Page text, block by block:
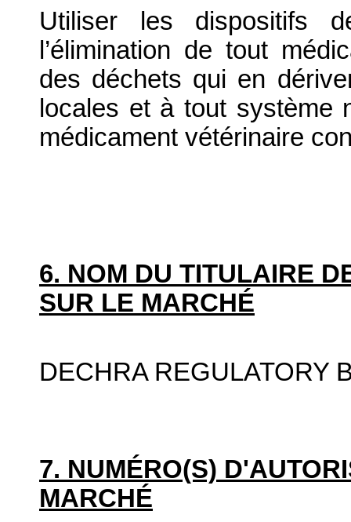
Utiliser les dispositifs
l’élimination de tout
des déchets qui en
locales et à tout système
médicament vétérinaire
6. NOM DU TITULAIRE
SUR LE MARCHÉ
DECHRA REGULATORY
7. NUMÉRO(S)
MARCHÉ